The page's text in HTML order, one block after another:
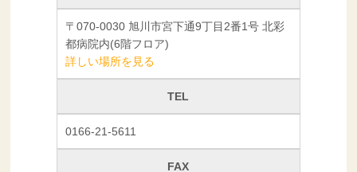
〒070-0030 旭川市宮下通9丁目2番1号 北彩
都病院内(6階フロア)
詳しい場所を見る
TEL
0166-21-5611
FAX